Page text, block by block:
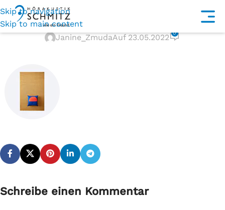
Skip to navigation
Skip to main contentarea-rugs-and-mats
Janine_ZmudaAuf 23.05.2022 0
Schreibe einen Kommentar